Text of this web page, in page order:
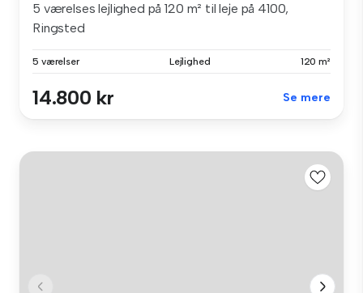
5 værelses lejlighed på 120 m² til leje på 4100,
Ringsted
5 værelser Lejlighed 120 m²
14.800 kr Se mere